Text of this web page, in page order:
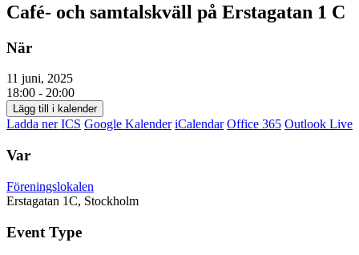
Café- och samtalskväll på Erstagatan 1 C
När
11 juni, 2025
18:00 - 20:00
Lägg till i kalender
Ladda ner ICS Google Kalender iCalendar Office 365 Outlook Live
Var
Föreningslokalen
Erstagatan 1C, Stockholm
Event Type